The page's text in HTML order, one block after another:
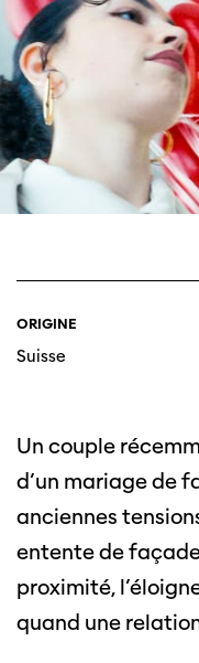
ORIGINE
Suisse
Un couple
d’un mariage de
anciennes
entente de
proximité,
quand une